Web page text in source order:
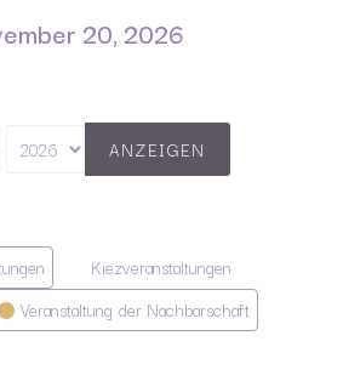
20, 2026
Kiezveranstaltungen
Veranstaltung der Nachbarschaft